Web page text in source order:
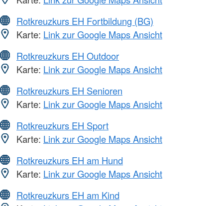
Rotkreuzkurs EH Fortbildung (BG)
Karte: Link zur Google Maps Ansicht
Rotkreuzkurs EH Outdoor
Karte: Link zur Google Maps Ansicht
Rotkreuzkurs EH Senioren
Karte: Link zur Google Maps Ansicht
Rotkreuzkurs EH Sport
Karte: Link zur Google Maps Ansicht
Rotkreuzkurs EH am Hund
Karte: Link zur Google Maps Ansicht
Rotkreuzkurs EH am Kind